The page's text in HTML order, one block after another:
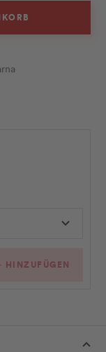
HINZUFÜGEN